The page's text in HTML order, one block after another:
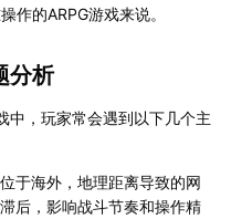
作的ARPG游戏来说。
分析
中，玩家常会遇到以下几个主
于海外，地理距离导致的网
后，影响战斗节奏和操作精